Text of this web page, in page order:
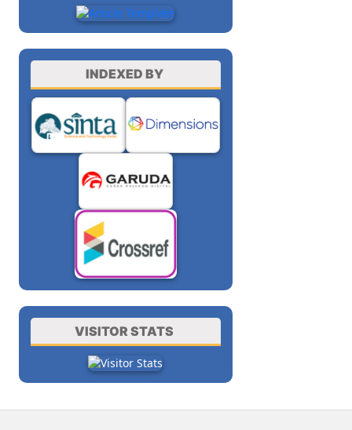
INDEXED BY
VISITOR STATS